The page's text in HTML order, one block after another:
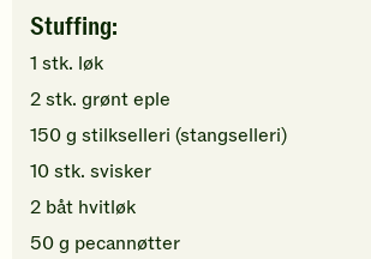
Stuffing:
1 stk. løk
2stk. grønt eple
150g stilkselleri (stangselleri)
10stk. svisker
2 båt hvitløk
50g pecannøtter